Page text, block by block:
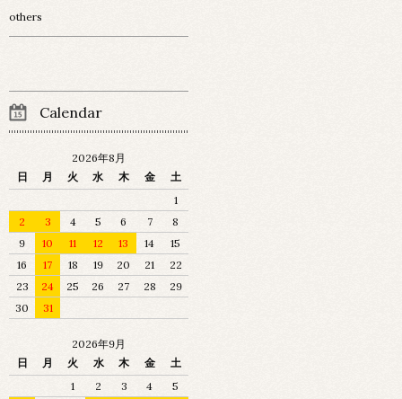
others
Calendar
2026年8月
日
月 火 水 木 金
土
1
2
3 4 5 6 7
8
9
10 11 12 13 14
15
16
17 18 19 20 21
22
23
24 25 26 27 28
29
30
31
2026年9月
日
月 火 水 木 金
土
1
2 3 4
5